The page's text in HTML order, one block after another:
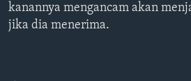
kanannya mengancam akan
jika dia menerima.